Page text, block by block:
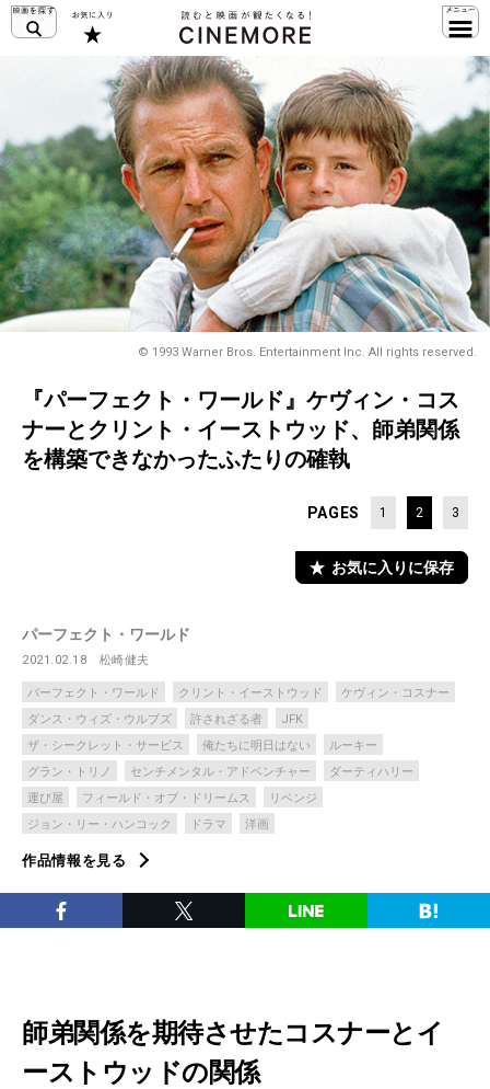
© 1993 Warner Bros. Entertainment Inc. All rights reserved.
『パーフェクト・ワールド』ケヴィン・コス
ナーとクリント・イーストウッド、師弟関係
を構築できなかったふたりの確執
PAGES 1 2 3
お気に入りに保存
パーフェクト・ワールド
2021.02.18 松崎健夫
パーフェクト・ワールド クリント・イーストウッド
ケヴィン・コスナー
ダンス・ウィズ・ウルブズ
許されざる者
JFK
ザ・シークレット・サービス
俺たちに明日はない
ルーキー
グラン・トリノ
センチメンタル・アドベンチャー
ダーティハリー
運び屋
フィールド・オブ・ドリームス
リベンジ
ジョン・リー・ハンコック
ドラマ 洋画
作品情報を見る
師弟関係を期待させたコスナーとイ
ーストウッドの関係